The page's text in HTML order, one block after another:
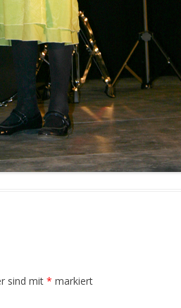
sind mit * markiert